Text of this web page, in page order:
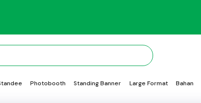
Photobooth Standing Banner Large Format Bahan